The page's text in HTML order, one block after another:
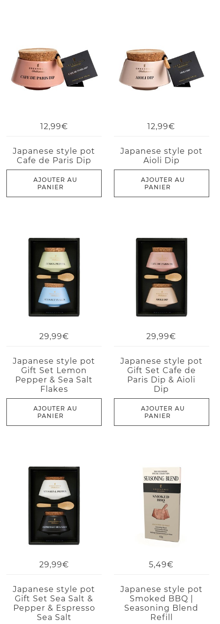
12,99€
Japanese style pot
Cafe de Paris Dip
AJOUTER AU
PANIER
12,99€
Japanese style pot
Aioli Dip
AJOUTER AU
PANIER
29,99€
Japanese style pot
Gift Set Lemon
Pepper & Sea Salt
Flakes
AJOUTER AU
PANIER
29,99€
Japanese style pot
Gift Set Cafe de
Paris Dip & Aioli
Dip
AJOUTER AU
PANIER
29,99€
Japanese style pot
Gift Set Sea Salt &
Pepper & Espresso
Sea Salt
5,49€
Japanese style pot
Smoked BBQ |
Seasoning Blend
Refill